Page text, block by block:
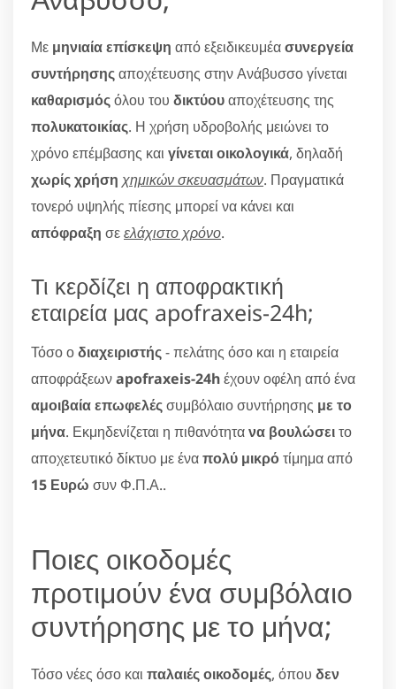
Με μηνιαία επίσκεψη από εξειδικευμέασυνεργεία
συντήρησηςαποχέτευσης στην Ανάβυσσο γίνεται
καθαρισμόςόλου του δικτύουαποχέτευσης της
πολυκατοικίας. Η χρήση υδροβολής μειώνει το
χρόνο επέμβασης και γίνεται οικολογικά, δηλαδή
χωρίς χρήση χημικών σκευασμάτων. Πραγματικά
τονερό υψηλής πίεσης μπορεί να κάνει και
απόφραξη σεελάχιστο χρόνο.
Τι κερδίζει η αποφρακτική
εταιρεία μας apofraxeis-24h;
Τόσο οδιαχειριστής- πελάτης όσο και η εταιρεία
αποφράξεωνapofraxeis-24hέχουν οφέλη από ένα
αμοιβαία επωφελέςσυμβόλαιο συντήρησης με το
μήνα. Εκμηδενίζεται η πιθανότητανα βουλώσειτο
αποχετευτικό δίκτυο με έναπολύ μικρότίμημα από
15 Ευρώ συν Φ.Π.Α..
Ποιες οικοδομές
προτιμούν ένα συμβόλαιο
συντήρησης με το μήνα;
Τόσο νέες όσο και παλαιές οικοδομές, όπου δεν